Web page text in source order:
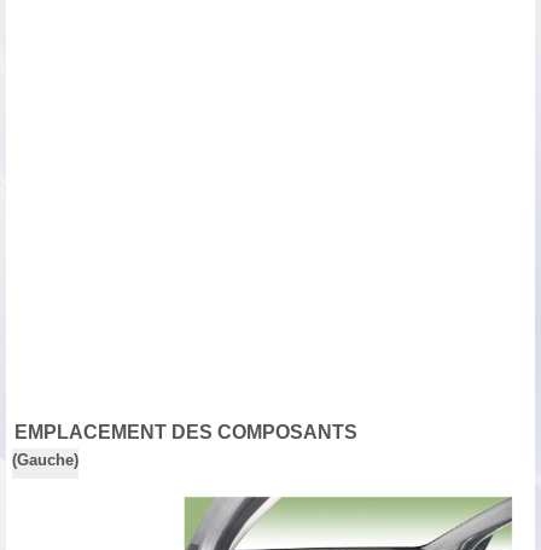
EMPLACEMENT DES COMPOSANTS
(Gauche)